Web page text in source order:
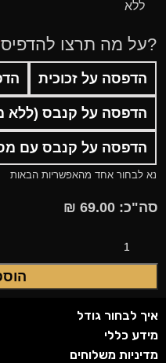
?על מה תרצו להדפיס
הדפסה על זכוכית
הדפסה על קנבס (ללא
הדפסה על קנבס עם
נא לבחור אחד מהאפשריות הבאות
סה"כ: 69.00
₪
איך לבחור גודל
מידע כללי
מדיניות משלוחים